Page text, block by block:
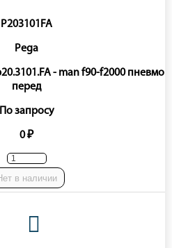
P203101FA
Pega
- man f90-f2000 пневмо
перед
По запросу
0 ₽
в наличии